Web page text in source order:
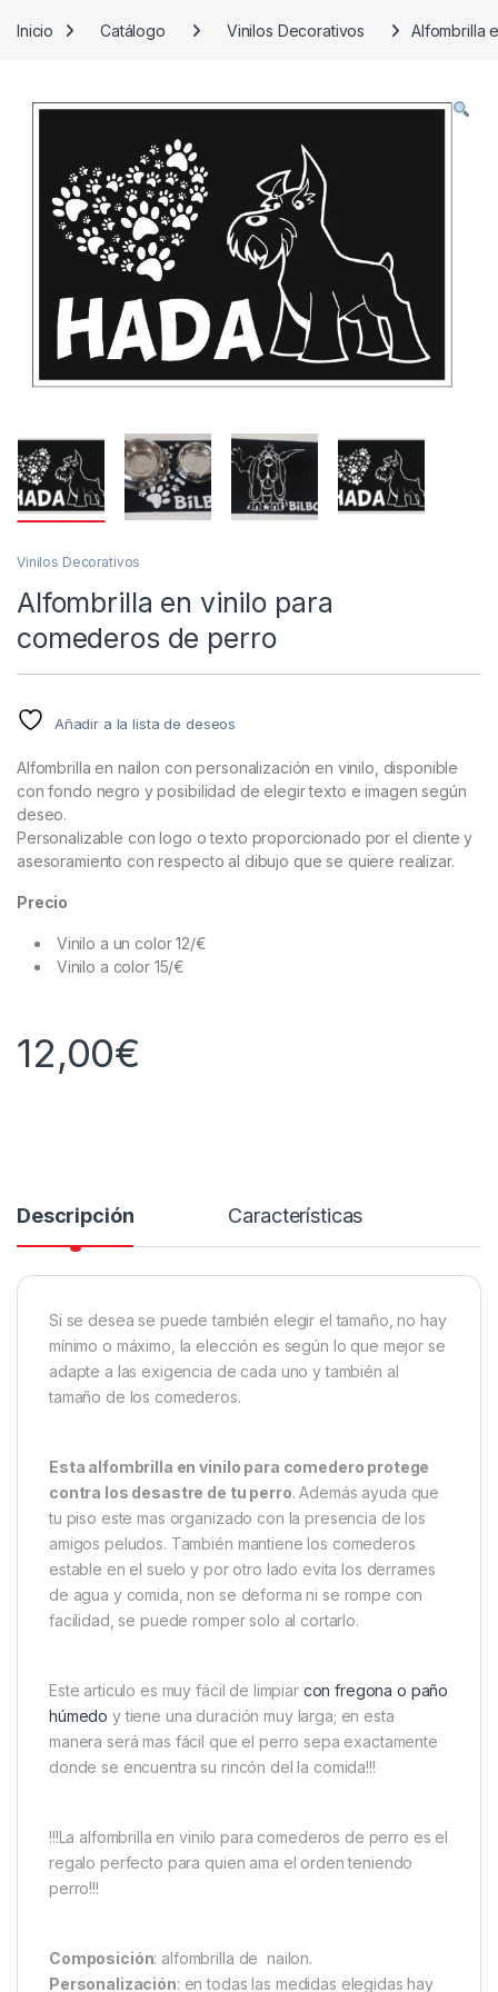
Inicio Catálogo Vinilos Decorativos Alfombrilla
Vinilos Decorativos
Alfombrilla en vinilo para
comederos de perro
Añadir a la lista de deseos
Alfombrilla en nailon con personalización en vinilo, disponible
con fondo negro y posibilidad de elegir texto e imagen según
deseo.
Personalizable con logo o texto proporcionado por el cliente y
asesoramiento con respecto al dibujo que se quiere realizar.
Precio
Vinilo a un color 12/€
Vinilo a color 15/€
12,00€
Descripción Características
Si se desea se puede también elegir el tamaño, no hay
mínimo o máximo, la elección es según lo que mejor se
adapte a las exigencia de cada uno y también al
tamaño de los comederos.
Esta alfombrilla en vinilo para comedero protege
contra los desastre de tu perro. Además ayuda que
tu piso este mas organizado con la presencia de los
amigos peludos. También mantiene los comederos
estable en el suelo y por otro lado evita los derrames
de agua y comida, non se deforma ni se rompe con
facilidad, se puede romper solo al cortarlo.
Este articulo es muy fácil de limpiar con fregona o paño
húmedo y tiene una duración muy larga; en esta
manera será mas fácil que el perro sepa exactamente
donde se encuentra su rincón del la comida!!!
!!!La alfombrilla en vinilo para comederos de perro es el
regalo perfecto para quien ama el orden teniendo
perro!!!
Composición: alfombrilla de nailon.
Personalización: en todas las medidas elegidas hay